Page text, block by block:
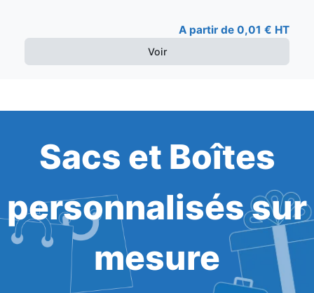
A partir de 0,01 € HT
Voir
Sacs et Boîtes
personnalisés sur
mesure